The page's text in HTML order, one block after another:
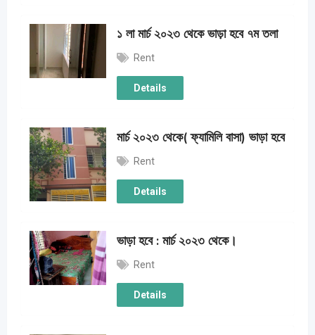
১ লা মার্চ ২০২৩ থেকে ভাড়া হবে ৭ম তলা
Rent
Details
মার্চ ২০২৩ থেকে( ফ্যামিলি বাসা) ভাড়া হবে
Rent
Details
ভাড়া হবে : মার্চ ২০২৩ থেকে।
Rent
Details